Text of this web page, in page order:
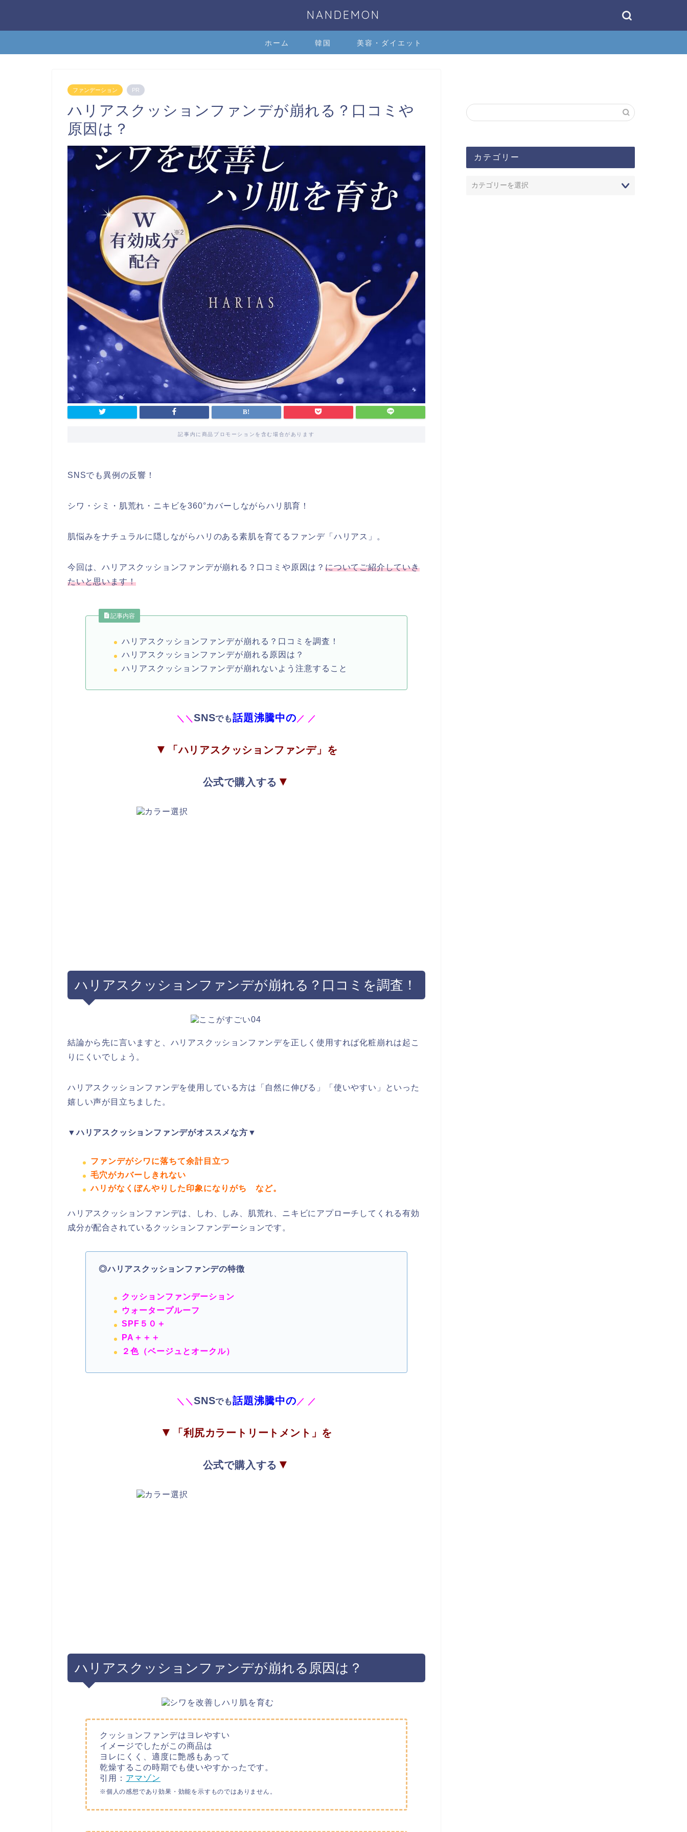
NANDEMON
ホーム 韓国 美容・ダイエット
ファンデーション PR
ハリアスクッションファンデが崩れる？口コミや
原因は？
記事内に商品プロモーションを含む場合があります
SNSでも異例の反響！
シワ・シミ・肌荒れ・ニキビを360°カバーしながらハリ肌育！
肌悩みをナチュラルに隠しながらハリのある素肌を育てるファンデ「ハリアス」。
今回は、ハリアスクッションファンデが崩れる？口コミや原因は？ についてご紹介していき
たいと思います！
記事内容
ハリアスクッションファンデが崩れる？口コミを調査！
ハリアスクッションファンデが崩れる原因は？
ハリアスクッションファンデが崩れないよう注意すること
＼ ＼SNSでも話題沸騰中の ／ ／
▼ 「ハリアスクッションファンデ」を
公式で購入する ▼
ハリアスクッションファンデが崩れる？口コミを調査！
結論から先に言いますと、ハリアスクッションファンデを正しく使用すれば化粧崩れは起こ
りにくいでしょう。
ハリアスクッションファンデを使用している方は「自然に伸びる」「使いやすい」といった
嬉しい声が目立ちました。
▼ハリアスクッションファンデがオススメな方▼
ファンデがシワに落ちて余計目立つ
毛穴がカバーしきれない
ハリがなくぼんやりした印象になりがち など。
ハリアスクッションファンデは、しわ、しみ、肌荒れ、ニキビにアプローチしてくれる有効
成分が配合されているクッションファンデーションです。
◎ハリアスクッションファンデの特徴
クッションファンデーション
ウォータープルーフ
SPF５０＋
PA＋＋＋
２色（ベージュとオークル）
＼ ＼SNSでも話題沸騰中の ／ ／
▼ 「利尻カラートリートメント」を
公式で購入する ▼
ハリアスクッションファンデが崩れる原因は？
クッションファンデはヨレやすい
イメージでしたがこの商品は
ヨレにくく、適度に艶感もあって
乾燥するこの時期でも使いやすかったです。
引用： アマゾン
※個人の感想であり効果・効能を示すものではありません。
カテゴリー